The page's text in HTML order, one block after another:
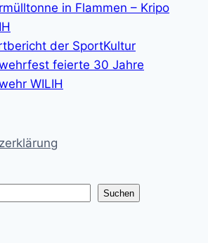
in Flammen – Kripo
der SportKultur
feierte 30 Jahre
WILIH
Suchen